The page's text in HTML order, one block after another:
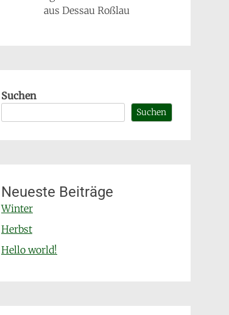
aus Dessau Roßlau
Suchen
Suchen
Neueste Beiträge
Winter
Herbst
Hello world!